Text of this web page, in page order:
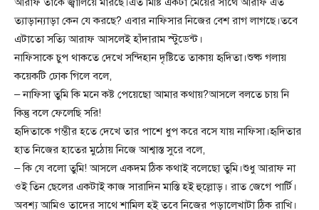
ত্যাড়ান্যাড়া কেন যে করছে? এবার নাফিসার নিজের বেশ রাগ লাগছে।তবে
এটাতো সত্যি আরাফ আসলেই হাঁদারাম স্টুডেন্ট।
নাফিসাকে চুপ থাকতে দেখে সন্দিহান দৃষ্টিতে তাকায় হৃদিতা।শুষ্ক গলায়
কয়েকটি ঢোক গিলে বলে,
– নাফিসা তুমি কি মনে কষ্ট পেয়েছো আমার কথায়?আসলে বলতে চায় নি
কিন্তু বলে ফেলেছি সরি!
হৃদিতাকে গম্ভীর হতে দেখে তার পাশে ধুপ করে বসে যায় নাফিসা।হৃদিতার
হাত নিজের হাতের মুঠোয় নিজে আশ্বাস্ত সুরে বলে,
– কি যে বলো তুমি! আসলে একদম ঠিক কথাই বলেছো তুমি।শুধু আরাফ না
ওই তিন ছেলের একটাই কাজ সারাদিন মাস্তি হই হুল্লোড়। রাত জেগে পার্টি।
অবশ্য আমিও তাদের সাথে শামিল হই তবে নিজের পড়ালেখাটা ঠিক রাখি।